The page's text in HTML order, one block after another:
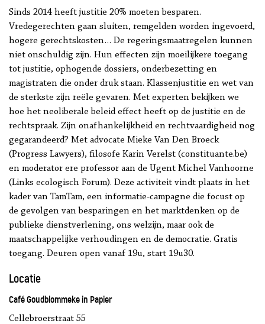
Sinds 2014 heeft justitie 20% moeten besparen.
Vredegerechten gaan sluiten, remgelden worden ingevoerd,
hogere gerechtskosten… De regeringsmaatregelen kunnen
niet onschuldig zijn. Hun effecten zijn moeilijkere toegang
tot justitie, ophogende dossiers, onderbezetting en
magistraten die onder druk staan. Klassenjustitie en wet van
de sterkste zijn reële gevaren. Met experten bekijken we
hoe het neoliberale beleid effect heeft op de justitie en de
rechtspraak. Zijn onafhankelijkheid en rechtvaardigheid nog
gegarandeerd? Met advocate Mieke Van Den Broeck
(Progress Lawyers), filosofe Karin Verelst (constituante.be)
en moderator ere professor aan de Ugent Michel Vanhoorne
(Links ecologisch Forum). Deze activiteit vindt plaats in het
kader van TamTam, een informatie-campagne die focust op
de gevolgen van besparingen en het marktdenken op de
publieke dienstverlening, ons welzijn, maar ook de
maatschappelijke verhoudingen en de democratie. Gratis
toegang. Deuren open vanaf 19u, start 19u30.
Locatie
Café Goudblommeke in Papier
Cellebroerstraat 55